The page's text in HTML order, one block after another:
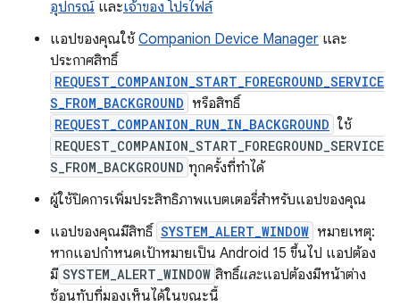
อุปกรณ์ และเจ้าของ โปรไฟล์
แอปของคุณใช้ Companion Device Manager และ
ประกาศสิทธิ์
REQUEST_COMPANION_START_FOREGROUND_SERVICE
S_FROM_BACKGROUND หรือสิทธิ์
REQUEST_COMPANION_RUN_IN_BACKGROUND ใช้
REQUEST_COMPANION_START_FOREGROUND_SERVICE
S_FROM_BACKGROUND ทุกครั้งที่ทำได้
ผู้ใช้ปิดการเพิ่มประสิทธิภาพแบตเตอรี่สำหรับแอปของคุณ
แอปของคุณมีสิทธิ์ SYSTEM_ALERT_WINDOW หมายเหตุ:
หากแอปกำหนดเป้าหมายเป็น Android 15 ขึ้นไป แอปต้อง
มี SYSTEM_ALERT_WINDOW สิทธิ์และแอปต้องมีหน้าต่าง
ซ้อนทับที่มองเห็นได้ในขณะนี้